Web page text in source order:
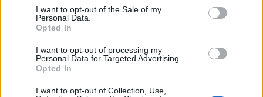
consent section.
I want to opt-out of the Sale of my
Personal Data.
Opted In
I want to opt-out of processing my
Personal Data for Targeted Advertising.
Opted In
I want to opt-out of Collection, Use,
Ελαστικά & Καλοκαίρι: Πώς να ελέγξετε τα λάστιχα
σε 2 λεπτά πριν το ταξίδι